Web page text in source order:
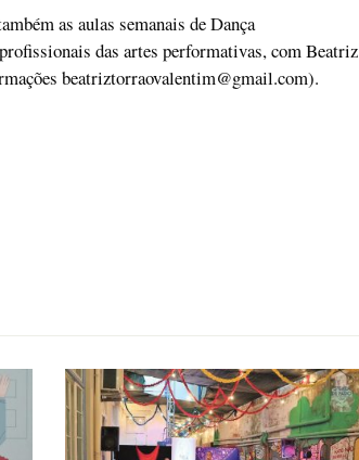
as aulas semanais de Dança
das artes performativas, com Beatriz
beatriztorraovalentim@gmail.com).